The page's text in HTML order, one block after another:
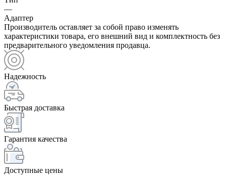
—
Адаптер
Производитель оставляет за собой право изменять
характеристики товара, его внешний вид и комплектность без
предварительного уведомления продавца.
Надежность
Быстрая доставка
Гарантия качества
Доступные цены